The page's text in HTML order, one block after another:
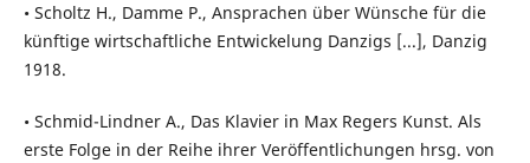
• Scholtz H., Damme P., Ansprachen über Wünsche für die
künftige wirtschaftliche Entwickelung Danzigs [...], Danzig
1918.
• Schmid-Lindner A., Das Klavier in Max Regers Kunst. Als
erste Folge in der Reihe ihrer Veröffentlichungen hrsg. von